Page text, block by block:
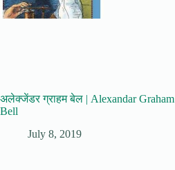
अलेक्जेंडर ग्राहम बेल | Alexandar Graham
Bell
July 8, 2019